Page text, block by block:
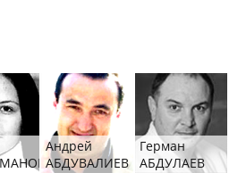
Андрей
АБДУВАЛИЕВ
Герман
АБДУЛАЕВ